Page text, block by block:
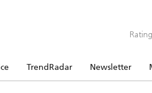
TrendRadar Newsletter